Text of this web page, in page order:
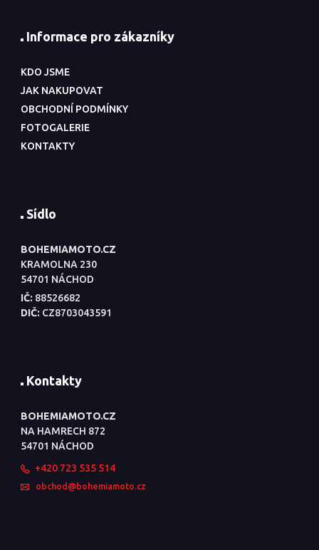
Informace pro zákazníky
KDO JSME
JAK NAKUPOVAT
OBCHODNÍ PODMÍNKY
FOTOGALERIE
KONTAKTY
Sídlo
BOHEMIAMOTO.CZ
KRAMOLNA 230
54701 NÁCHOD
IČ: 88526682
DIČ: CZ8703043591
Kontakty
BOHEMIAMOTO.CZ
NA HAMRECH 872
54701 NÁCHOD
+420 723 535 514
obchod@bohemiamoto.cz